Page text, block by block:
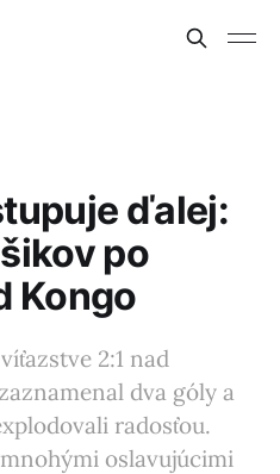
ďalej:
po
Kongo
2:1 nad
dva góly a
radosťou.
oslavujúcimi